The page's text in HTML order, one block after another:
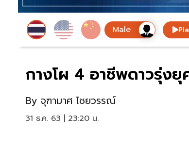
กางโผ 4 อาชีพดาวรุ่ง
By จุฑามาศ ไชยวรรณ์
31 ธ.ค. 63 | 23:20 น.